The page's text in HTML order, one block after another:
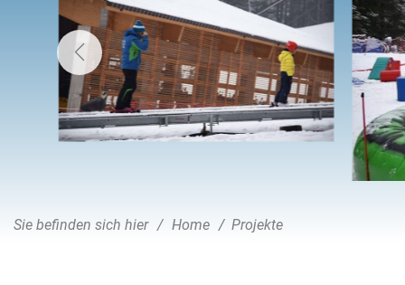
Sie befinden sich hier Home Projekte